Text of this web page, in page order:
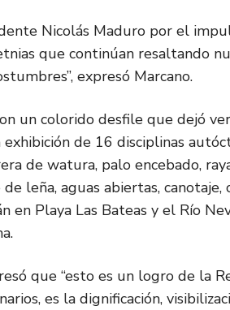
Nicolás Maduro por el
que continúan resaltando
expresó Marcano.
un colorido desfile que dejó
de 16 disciplinas
de watura, palo encebado,
de leña, aguas abiertas,
en Playa Las Bateas y el Río
que “esto es un logro de la
es la dignificación,